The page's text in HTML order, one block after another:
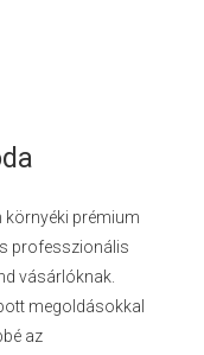
környéki prémium
professzionális
vásárlóknak.
megoldásokkal
az